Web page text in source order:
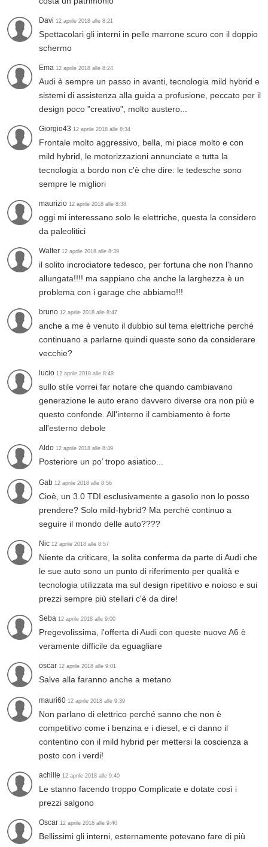
Davi 12 aprile 2018 alle 8:21
Spettacolari gli interni in pelle marrone scuro con il doppio
schermo
Ema 12 aprile 2018 alle 8:24
Audi è sempre un passo in avanti, tecnologia mild hybrid e
sistemi di assistenza alla guida a profusione, peccato per il
design poco "creativo", molto austero...
Giorgio43 12 aprile 2018 alle 8:34
Frontale molto aggressivo, bella, mi piace molto e con
mild hybrid, le motorizzazioni annunciate e tutta la
tecnologia a bordo non c'è che dire: le tedesche sono
sempre le migliori
maurizio 12 aprile 2018 alle 8:38
oggi mi interessano solo le elettriche, questa la considero
da paleolitici
Walter 12 aprile 2018 alle 8:39
il solito incrociatore tedesco, per fortuna che non l'hanno
allungata!!!! ma sappiano che anche la larghezza è un
problema con i garage che abbiamo!!!
bruno 12 aprile 2018 alle 8:47
anche a me è venuto il dubbio sul tema elettriche perché
continuano a parlarne quindi queste sono da considerare
vecchie?
lucio 12 aprile 2018 alle 8:49
sullo stile vorrei far notare che quando cambiavano
generazione le auto erano davvero diverse ora non più e
questo confonde. All'interno il cambiamento è forte
all'esterno debole
Aldo 12 aprile 2018 alle 8:49
Posteriore un po’ tropo asiatico...
Gab 12 aprile 2018 alle 8:56
Cioè, un 3.0 TDI esclusivamente a gasolio non lo posso
prendere? Solo mild-hybrid? Ma perchè continuo a
seguire il mondo delle auto????
Nic 12 aprile 2018 alle 8:57
Niente da criticare, la solita conferma da parte di Audi che
le sue auto sono un punto di riferimento per qualità e
tecnologia utilizzata ma sul design ripetitivo e noioso e sui
prezzi sempre più stellari c'è da dire!
Seba 12 aprile 2018 alle 9:00
Pregevolissima, l'offerta di Audi con queste nuove A6 è
veramente difficile da eguagliare
oscar 12 aprile 2018 alle 9:01
Salve alla faranno anche a metano
mauri60 12 aprile 2018 alle 9:39
Non parlano di elettrico perché sanno che non è
competitivo come i benzina e i diesel, e ci danno il
contentino con il mild hybrid per mettersi la coscienza a
posto con i verdi!
achille 12 aprile 2018 alle 9:40
Le stanno facendo troppo Complicate e dotate così i
prezzi salgono
Oscar 12 aprile 2018 alle 9:40
Bellissimi gli interni, esternamente potevano fare di più